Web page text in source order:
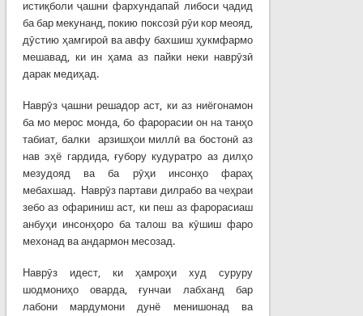
истиқболи ҷашни фархундапай либоси ҷадид
ба бар мекунанд, покию поксозӣ рӯи кор меояд,
дӯстию ҳамгироӣ ва авфу бахшиш ҳукмфармо
мешавад, ки ин ҳама аз пайки неки наврӯзӣ
дарак медиҳад.
Наврӯз ҷашни решадор аст, ки аз ниёгонамон
ба мо мерос монда, бо фарорасии он на танҳо
табиат, балки арзишҳои миллӣ ва бостонӣ аз
нав эҳё гардида, ғубору кудуратро аз дилҳо
мезудояд ва ба рӯҳи инсонҳо фараҳ
мебахшад. Наврӯз партави дилрабо ва чеҳраи
зебо аз офариниш аст, ки пеш аз фарорасиаш
анбуҳи инсонҳоро ба талош ва кӯшиш фаро
мехонад ва андармон месозад.
Наврӯз идест, ки ҳамроҳи худ суруру
шодмониҳо оварда, ғунчаи лабханд бар
лабони мардумони дунё менишонад ва